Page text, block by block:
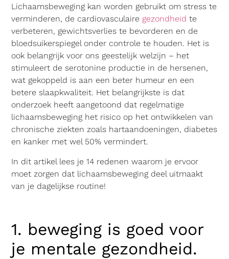
Lichaamsbeweging kan worden gebruikt om stress te
verminderen, de cardiovasculaire gezondheid te
verbeteren, gewichtsverlies te bevorderen en de
bloedsuikerspiegel onder controle te houden. Het is
ook belangrijk voor ons geestelijk welzijn – het
stimuleert de serotonine productie in de hersenen,
wat gekoppeld is aan een beter humeur en een
betere slaapkwaliteit. Het belangrijkste is dat
onderzoek heeft aangetoond dat regelmatige
lichaamsbeweging het risico op het ontwikkelen van
chronische ziekten zoals hartaandoeningen, diabetes
en kanker met wel 50% vermindert.
In dit artikel lees je 14 redenen waarom je ervoor
moet zorgen dat lichaamsbeweging deel uitmaakt
van je dagelijkse routine!
1. beweging is goed voor
je mentale gezondheid.